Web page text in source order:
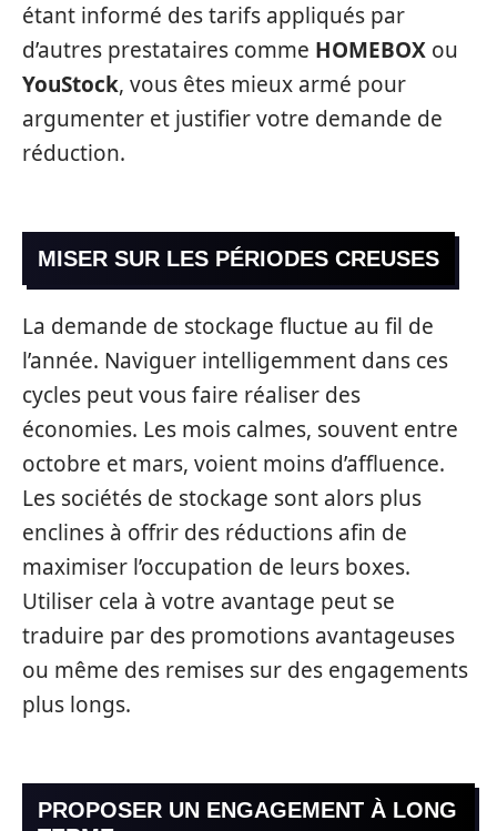
étant informé des tarifs appliqués par
d’autres prestataires comme HOMEBOX ou
YouStock, vous êtes mieux armé pour
argumenter et justifier votre demande de
réduction.
MISER SUR LES PÉRIODES CREUSES
La demande de stockage fluctue au fil de
l’année. Naviguer intelligemment dans ces
cycles peut vous faire réaliser des
économies. Les mois calmes, souvent entre
octobre et mars, voient moins d’affluence.
Les sociétés de stockage sont alors plus
enclines à offrir des réductions afin de
maximiser l’occupation de leurs boxes.
Utiliser cela à votre avantage peut se
traduire par des promotions avantageuses
ou même des remises sur des engagements
plus longs.
PROPOSER UN ENGAGEMENT À LONG